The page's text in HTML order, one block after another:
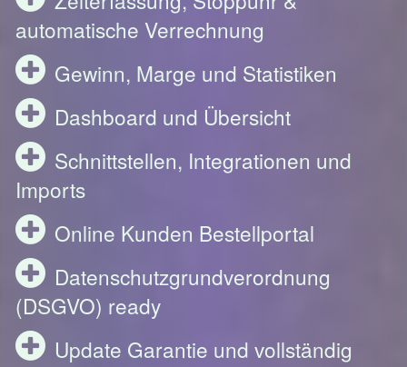
automatische Verrechnung
Gewinn, Marge und Statistiken
Dashboard und Übersicht
Schnittstellen, Integrationen und
Imports
Online Kunden Bestellportal
Datenschutzgrundverordnung
(DSGVO) ready
Update Garantie und vollständig